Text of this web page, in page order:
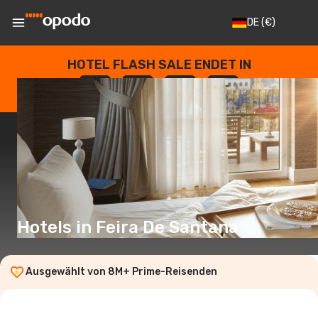
DE(€)
HOTEL FLASH SALE ENDET IN
--
TAGE
: --
STUNDEN
: --
SEKUNDEN
Hotels in Feira De Santana
Ausgewählt von 8M+ Prime-Reisenden